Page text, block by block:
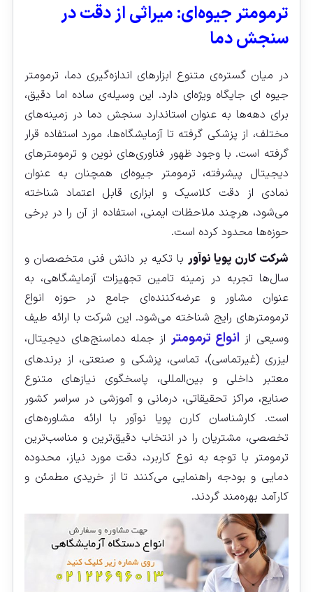
ترمومتر جیوه‌ای: میراثی از دقت در
سنجش دما
در میان گستره‌ی متنوع ابزارهای اندازه‌گیری دما، ترمومتر
جیوه‌ ای جایگاه ویژه‌ای دارد. این وسیله‌ی ساده اما دقیق،
برای دهه‌ها به عنوان استاندارد سنجش دما در زمینه‌های
مختلف، از پزشکی گرفته تا آزمایشگاه‌ها، مورد استفاده قرار
گرفته است. با وجود ظهور فناوری‌های نوین و ترمومترهای
دیجیتال پیشرفته، ترمومتر جیوه‌ای همچنان به عنوان
نمادی از دقت کلاسیک و ابزاری قابل اعتماد شناخته
می‌شود، هرچند ملاحظات ایمنی، استفاده از آن را در برخی
حوزه‌ها محدود کرده است.
شرکت کارن پویا نوآور با تکیه بر دانش فنی متخصصان و
سال‌ها تجربه در زمینه تامین تجهیزات آزمایشگاهی، به
عنوان مشاور و عرضه‌کننده‌ای جامع در حوزه انواع
ترمومترهای رایج شناخته می‌شود. این شرکت با ارائه طیف
وسیعی از انواع ترمومتر از جمله دماسنج‌های دیجیتال،
لیزری (غیرتماسی)، تماسی، پزشکی و صنعتی، از برندهای
معتبر داخلی و بین‌المللی، پاسخگوی نیازهای متنوع
صنایع، مراکز تحقیقاتی، درمانی و آموزشی در سراسر کشور
است. کارشناسان کارن پویا نوآور با ارائه مشاوره‌های
تخصصی، مشتریان را در انتخاب دقیق‌ترین و مناسب‌ترین
ترمومتر با توجه به نوع کاربرد، دقت مورد نیاز، محدوده
دمایی و بودجه راهنمایی می‌کنند تا از خریدی مطمئن و
کارآمد بهره‌مند گردند.